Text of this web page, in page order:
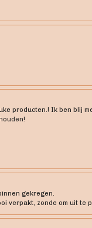
producten.! Ik ben blij
gekregen.
verpakt, zonde om uit te